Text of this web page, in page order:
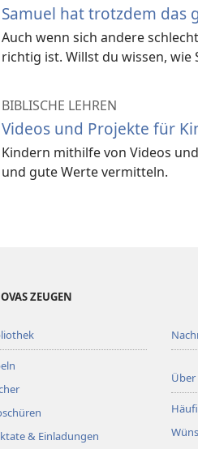
Samuel hat trotzdem das
Auch wenn sich andere
richtig ist. Willst du wissen, wie
BIBLISCHE LEHREN
Videos und Projekte für
Kindern mithilfe von Videos
und gute Werte vermitteln.
ZEUGEN
& Einladungen